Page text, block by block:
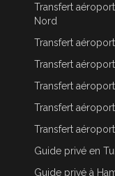
Transfert
Nord
Transfert
Transfert
Transfert
Transfert
Transfert
Guide privé en
Guide privé à